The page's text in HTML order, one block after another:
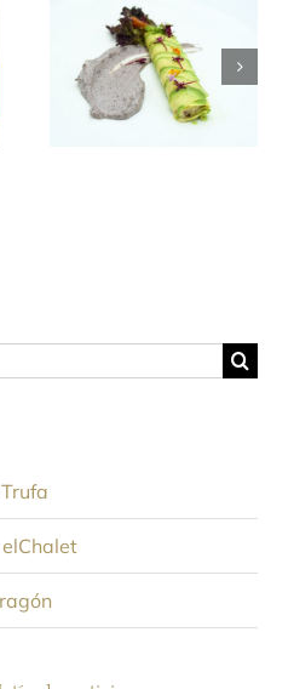
Aguacate, Tartar
de Trucha
Asalmonada,
Gambas y
Mahonesa de